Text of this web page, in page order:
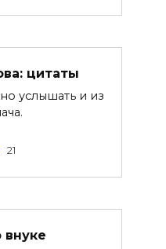
цитаты
услышать и из
21
внуке